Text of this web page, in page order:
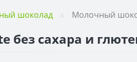
шоколад Молочный
сахара и